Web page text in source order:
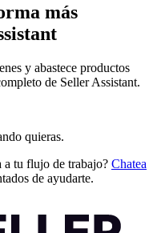
más
y abastece productos
de Seller Assistant.
quieras.
a tu flujo de trabajo? Chatea
de ayudarte.